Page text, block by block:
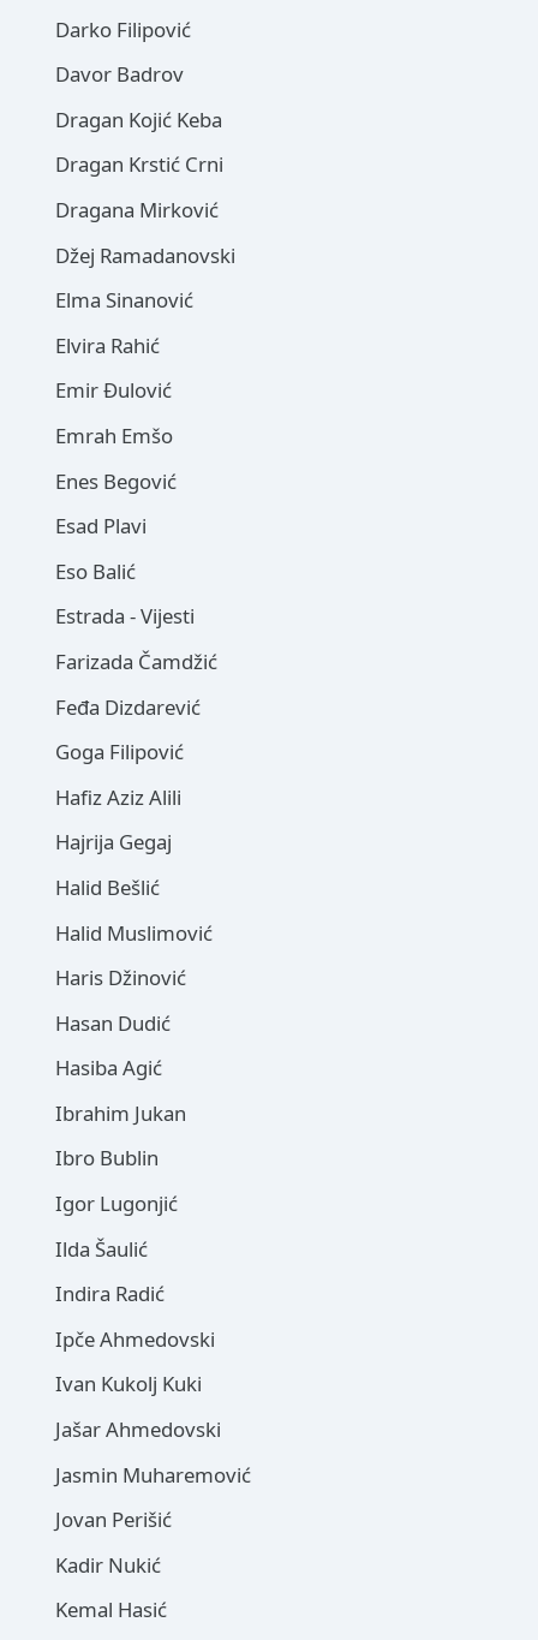
Darko Filipović
Davor Badrov
Dragan Kojić Keba
Dragan Krstić Crni
Dragana Mirković
Džej Ramadanovski
Elma Sinanović
Elvira Rahić
Emir Đulović
Emrah Emšo
Enes Begović
Esad Plavi
Eso Balić
Estrada - Vijesti
Farizada Čamdžić
Feđa Dizdarević
Goga Filipović
Hafiz Aziz Alili
Hajrija Gegaj
Halid Bešlić
Halid Muslimović
Haris Džinović
Hasan Dudić
Hasiba Agić
Ibrahim Jukan
Ibro Bublin
Igor Lugonjić
Ilda Šaulić
Indira Radić
Ipče Ahmedovski
Ivan Kukolj Kuki
Jašar Ahmedovski
Jasmin Muharemović
Jovan Perišić
Kadir Nukić
Kemal Hasić